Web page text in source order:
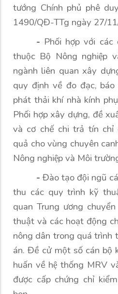
tướng Chính phủ phê
1490/QĐ-TTg ngày 27/
- Phối hợp với các
thuộc Bộ Nông nghiệp
ngành liên quan xây
quy định về đo đạc,
phát thải khí nhà kính
Phối hợp xây dựng, đề
và cơ chế chi trả tín chỉ
quả cho vùng chuyên
Nông nghiệp và Môi
-Đào tạo đội ngũ
thu các quy trình kỹ
quan Trung ương
thuật và các hoạt động
nông dân trong quá trình
án. Đề cử một số cán
huấn về hệ thống MRV
được cấp chứng chỉ